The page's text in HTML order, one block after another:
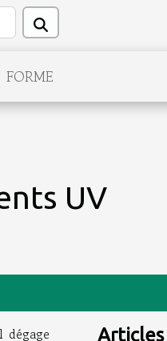
FORME
UV
dégage
Articles